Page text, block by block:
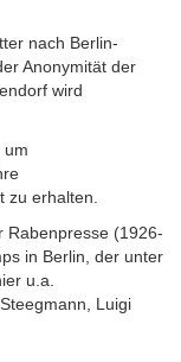
nach Berlin-
Anonymität der
wird
um
zu erhalten.
Rabenpresse (1926-
in Berlin, der unter
u.a.
Luigi